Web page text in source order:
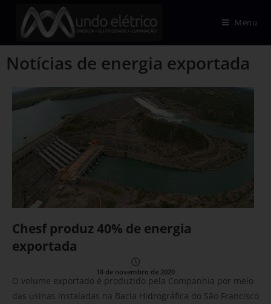
Menu
Notícias de energia exportada
Chesf produz 40% de energia
exportada
18 de novembro de 2020
O volume exportado é produzido pela Companhia por meio
das usinas instaladas na Bacia Hidrográfica do São Francisco